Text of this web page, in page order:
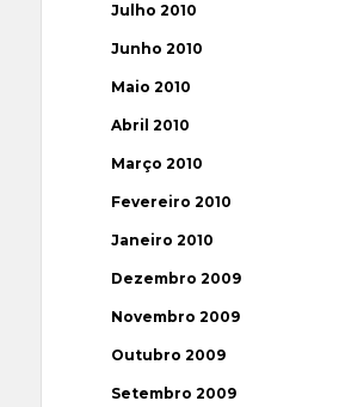
Julho 2010
Junho 2010
Maio 2010
Abril 2010
Março 2010
Fevereiro 2010
Janeiro 2010
Dezembro 2009
Novembro 2009
Outubro 2009
Setembro 2009